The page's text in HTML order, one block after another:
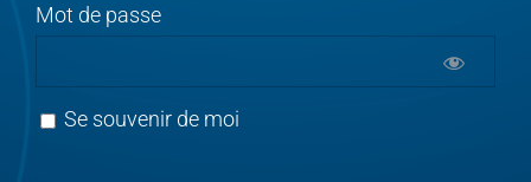
Mot de passe
Se souvenir de moi